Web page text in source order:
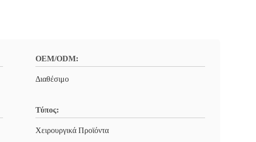
OEM/ODM:
Διαθέσιμο
Τύπος:
Χειρουργικά Προϊόντα